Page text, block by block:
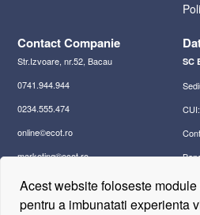
Acest website foloseste
pentru a imbunatati experienta
Contact Companie
Str.Izvoare, nr.52, Bacau
0741.944.944
0234.555.474
online©ecot.ro
marketing©ecot.ro
office©ecot.ro
SC